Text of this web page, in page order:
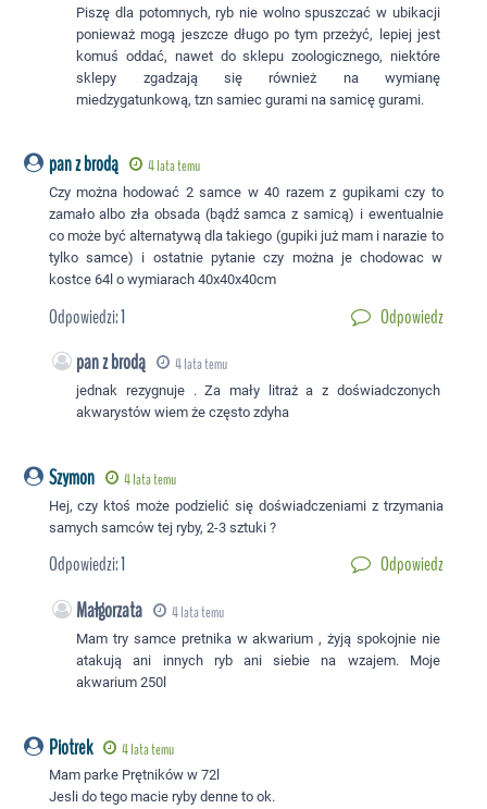
Piszę dla potomnych, ryb nie wolno spuszczać w ubikacji
ponieważ mogą jeszcze długo po tym przeżyć, lepiej jest
komuś oddać, nawet do sklepu zoologicznego, niektóre
sklepy zgadzają się również na wymianę
miedzygatunkową, tzn samiec gurami na samicę gurami.
pan z brodą 4 lata temu
Czy można hodować 2 samce w 40 razem z gupikami czy to
zamało albo zła obsada (bądź samca z samicą) i ewentualnie
co może być alternatywą dla takiego (gupiki już mam i narazie to
tylko samce) i ostatnie pytanie czy można je chodowac w
kostce 64l o wymiarach 40x40x40cm
Odpowiedzi:1 Odpowiedz
pan z brodą 4 lata temu
jednak rezygnuje . Za mały litraż a z doświadczonych
akwarystów wiem że często zdyha
Szymon 4 lata temu
Hej, czy ktoś może podzielić się doświadczeniami z trzymania
samych samców tej ryby, 2-3 sztuki ?
Odpowiedzi:1 Odpowiedz
Małgorzata 4 lata temu
Mam try samce pretnika w akwarium , żyją spokojnie nie
atakują ani innych ryb ani siebie na wzajem. Moje
akwarium 250l
Piotrek 4 lata temu
Mam parke Prętników w 72l
Jesli do tego macie ryby denne to ok.